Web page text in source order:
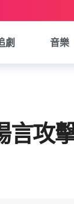
劇 音樂
言攻